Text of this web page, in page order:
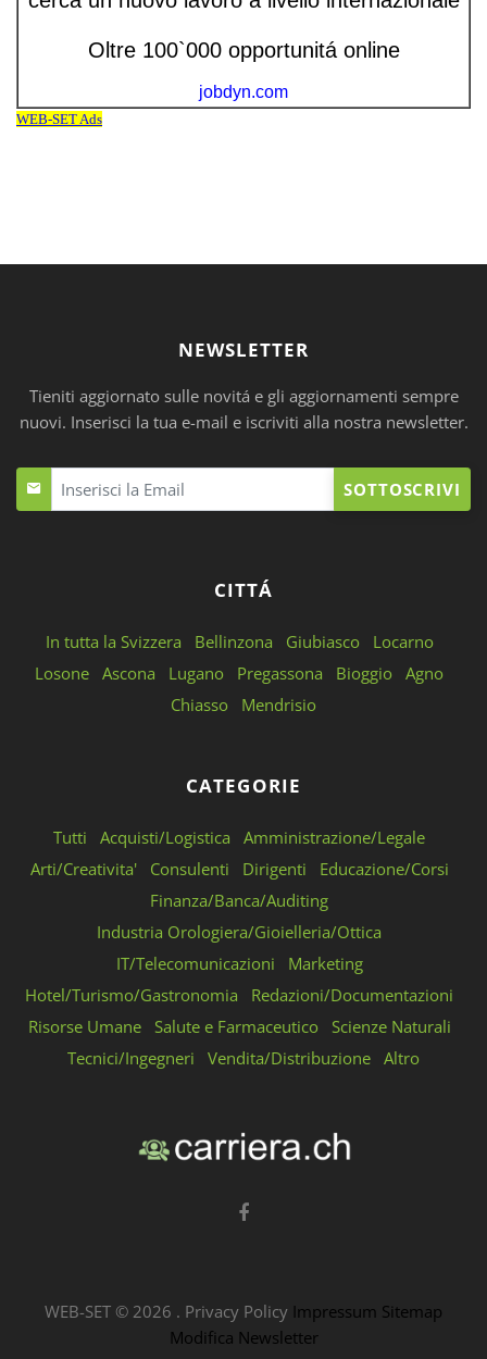
NEWSLETTER
Tieniti aggiornato sulle novitá e gli aggiornamenti sempre
nuovi. Inserisci la tua e-mail e iscriviti alla nostra newsletter.
SOTTOSCRIVI
CITTÁ
In tutta la Svizzera Bellinzona Giubiasco
Locarno
Losone Ascona Lugano Pregassona Bioggio Agno
Chiasso
Mendrisio
CATEGORIE
Tutti Acquisti/Logistica
Amministrazione/Legale
Arti/Creativita'
Consulenti Dirigenti
Educazione/Corsi
Finanza/Banca/Auditing
Industria Orologiera/Gioielleria/Ottica
IT/Telecomunicazioni
Marketing
Hotel/Turismo/Gastronomia
Redazioni/Documentazioni
Risorse Umane
Salute e Farmaceutico
Scienze Naturali
Tecnici/Ingegneri
Vendita/Distribuzione Altro
WEB-SET © 2026 . Privacy Policy Impressum Sitemap
Modifica Newsletter